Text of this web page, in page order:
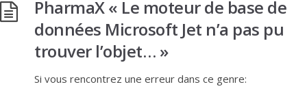
PharmaX « Le moteur de base de
données Microsoft Jet n’a pas pu
trouver l’objet… »
Si vous rencontrez une erreur dans ce genre: